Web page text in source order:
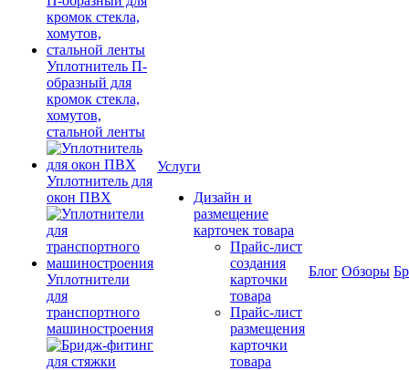
Уплотнитель П-
образный для
кромок стекла,
хомутов,
стальной ленты
Уплотнитель для
окон ПВХ
Уплотнители
для
транспортного
машиностроения
Услуги
Дизайн и
размещение
карточек товара
Прайс-лист
создания
карточки
товара
Прайс-лист
размещения
карточки
товара
Блог Обзоры